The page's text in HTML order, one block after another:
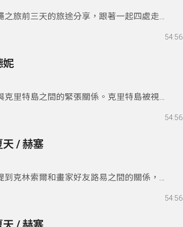
旅前三天的旅途分享，跟著一起四處走走
54:56
妮
里特島之間的緊張關係。克里特島被視為
概說明這段歷史，雖然當中夾帶神話，夾帶54:56
/ 赫塞
克林索爾和畫家好友路易之間的關係，克
如何成為藝術家。赫塞文字與思想優美，讓54:56